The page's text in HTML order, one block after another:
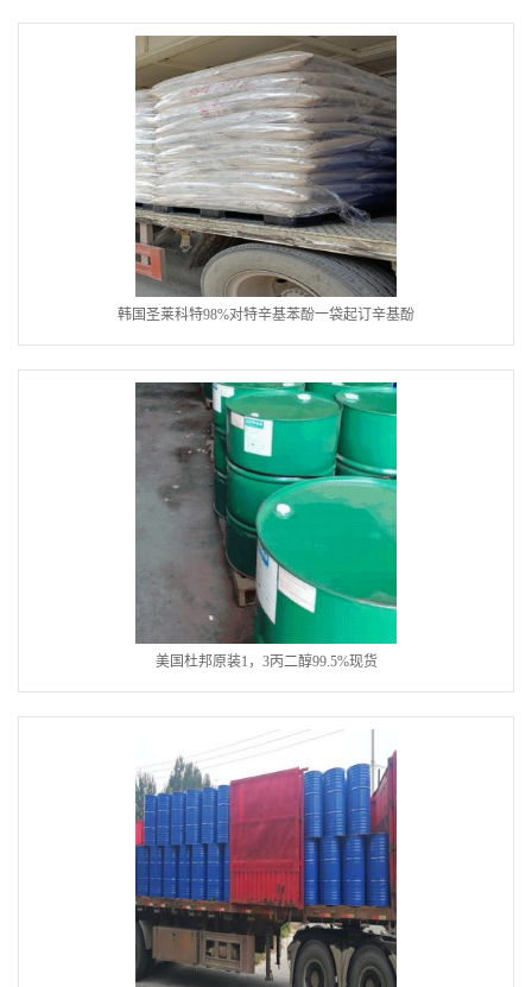
韩国圣莱科特98%对特辛基苯酚一袋起订辛基酚
美国杜邦原装1，3丙二醇99.5%现货